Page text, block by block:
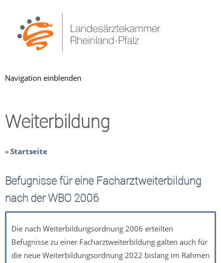
Navigation einblenden
Weiterbildung
» Startseite
Befugnisse für eine Facharztweiterbildung
nach der WBO 2006
Die nach Weiterbildungsordnung 2006 erteilten
Befugnisse zu einer Facharztweiterbildung galten auch für
die neue Weiterbildungsordnung 2022 bislang im Rahmen